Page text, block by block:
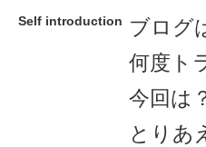
Self introduction
ブログ
何度ト
今回は
とりあ